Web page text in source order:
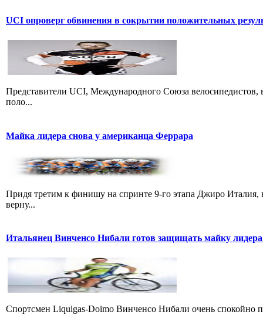
UCI опроверг обвинения в сокрытии положительных
Представители UCI, Международного Союза
поло...
Майка лидера снова у американца Феррара
Придя третим к финишу на спринте 9-го этапа Джиро
верну...
Итальянец Винченсо Нибали готов защищать майку
Cпортсмен Liquigas-Doimo Винченсо Нибали очень спокойно